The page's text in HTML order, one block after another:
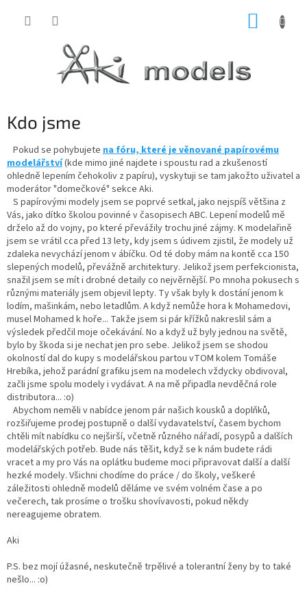
Kdo jsme
Pokud se pohybujete na fóru, které je věnované papírovému
modelářství(kde mimo jiné najdete i spoustu rad a zkušeností
ohledně lepením čehokoliv z papíru), vyskytuji se tam jakožto uživatel a
moderátor "domečkové" sekce Aki.
S papírovými modely jsem se poprvé setkal, jako nejspíš většina z
Vás, jako dítko školou povinné v časopisech ABC. Lepení modelů mě
drželo až do vojny, po které převážily trochu jiné zájmy. K modelařině
jsem se vrátil cca před 13 lety, kdy jsem s údivem zjistil, že modely už
zdaleka nevychází jenom v ábíčku. Od té doby mám na kontě cca 150
slepených modelů, převážně architektury. Jelikož jsem perfekcionista,
snažil jsem se mít i drobné detaily co nejvěrnější. Po mnoha pokusech s
různými materiály jsem objevil lepty. Ty však byly k dostání jenom k
lodím, mašinkám, nebo letadlům. A když nemůže hora k Mohamedovi,
musel Mohamed k hoře... Takže jsem si pár křížků nakreslil sám a
výsledek předčil moje očekávání. No a když už byly jednou na světě,
bylo by škoda si je nechat jen pro sebe. Jelikož jsem se shodou
okolností dal do kupy s modelářskou partou vTOM kolem Tomáše
Hrebíka, jehož parádní grafiku jsem na modelech vždycky obdivoval,
začli jsme spolu modely i vydávat. A na mě připadla nevděčná role
distributora... :o)
Abychom neměli v nabídce jenom pár našich kousků a doplňků,
rozšiřujeme prodej postupně o další vydavatelství, časem bychom
chtěli mít nabídku co nejširší, včetně různého nářadí, posypů a dalších
modelářských potřeb. Bude nás těšit, když se k nám budete rádi
vracet a my pro Vás na oplátku budeme moci připravovat další a další
hezké modely. Všichni chodíme do práce / do školy, veškeré
záležitosti ohledně modelů děláme ve svém volném čase a po
večerech, tak prosíme o trošku shovívavosti, pokud někdy
nereagujeme obratem.
Aki
P.S. bez mojí úžasné, neskutečně trpělivé a tolerantní ženy by to také
nešlo... :o)